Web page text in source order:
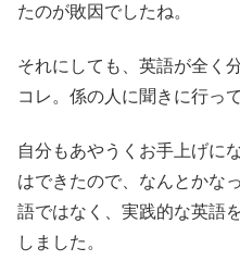
たのが敗因でしたね。
それにしても、英語が全く
コレ。係の人に聞きに行っ
自分もあやうくお手上げに
はできたので、なんとか
語ではなく、実践的な英語
しました。